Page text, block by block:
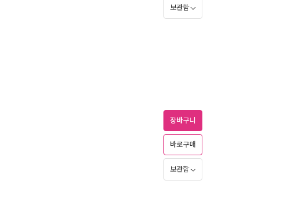
보관함
장바구니
바로구매
보관함